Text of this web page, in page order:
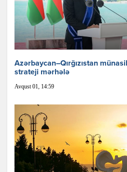
Azərbaycan–Qırğızıstan
strateji mərhələ
Avqust 01, 14:59